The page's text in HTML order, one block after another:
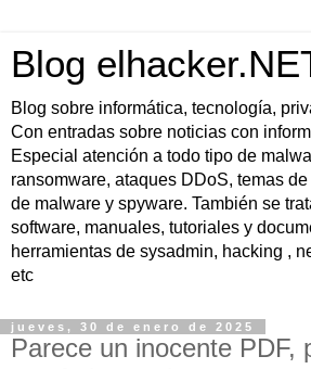
Blog
Blog sobre informática, tecnología,
Con entradas sobre noticias con
Especial atención a todo tipo de
ransomware, ataques DDoS, temas
de malware y spyware. También se
software, manuales, tutoriales y
herramientas de sysadmin, hacking ,
etc
jueves, 30 de enero de 2025
Parece un inocente PDF,